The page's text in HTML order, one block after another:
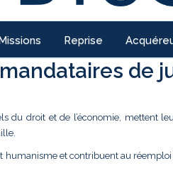
Reprise
de
du droit et de l’économie, mettent
humanisme et contribuent au